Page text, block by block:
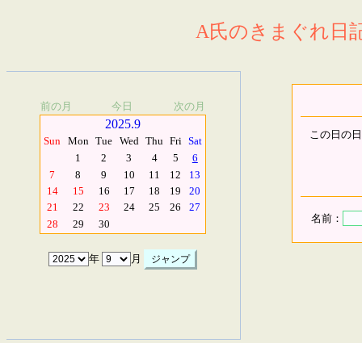
A氏のきまぐれ日
前の月 今日 次の月
2025.9
Sun Mon Tue Wed Thu Fri Sat
1
2 3 4 5
6
7
8 9 10 11 12
13
14
15 16 17 18 19
20
21
22 23 24 25 26
27
28
29 30
年 月
この日の
名前：